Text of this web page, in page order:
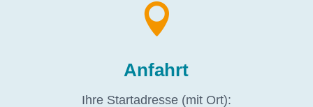

Anfahrt
Ihre Startadresse (mit Ort):